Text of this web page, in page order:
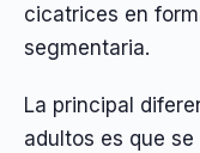
cicatrices en
segmentaria.
La principal
adultos es que